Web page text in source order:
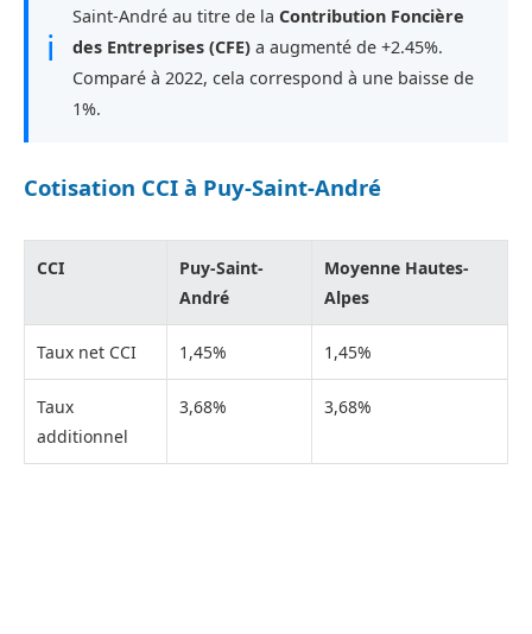
ℹ
Saint-André au titre de la Contribution Foncière
des Entreprises (CFE) a augmenté de +2.45%.
Comparé à 2022, cela correspond à une baisse de
1%.
Cotisation CCI à Puy-Saint-André
CCI
Puy-Saint-
André
Moyenne Hautes-
Alpes
Taux net CCI 1,45% 1,45%
Taux
additionnel
3,68% 3,68%